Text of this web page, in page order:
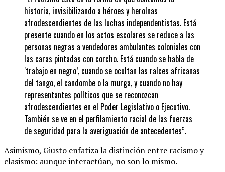
historia, invisibilizando a héroes y heroínas
afrodescendientes de las luchas independentistas. Está
presente cuando en los actos escolares se reduce a las
personas negras a vendedores ambulantes coloniales con
las caras pintadas con corcho. Está cuando se habla de
‘trabajo en negro’, cuando se ocultan las raíces africanas
del tango, el candombe o la murga, y cuando no hay
representantes políticos que se reconozcan
afrodescendientes en el Poder Legislativo o Ejecutivo.
También se ve en el perfilamiento racial de las fuerzas
de seguridad para la averiguación de antecedentes”.
Asimismo, Giusto enfatiza la distinción entre racismo y
clasismo: aunque interactúan, no son lo mismo.